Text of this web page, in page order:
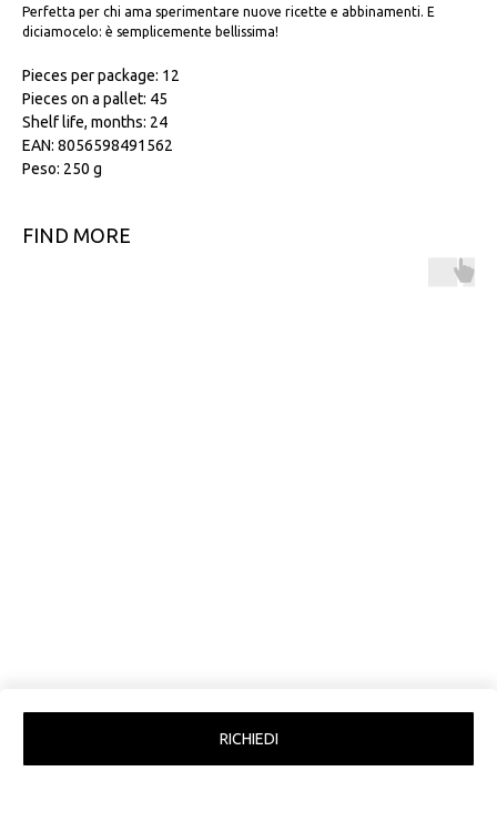
RICHIEDI
Perfetta per chi ama sperimentare nuove ricette e abbinamenti. E
diciamocelo: è semplicemente bellissima!
Pieces per package: 12
Pieces on a pallet: 45
Shelf life, months: 24
EAN: 8056598491562
Peso: 250 g
FIND MORE